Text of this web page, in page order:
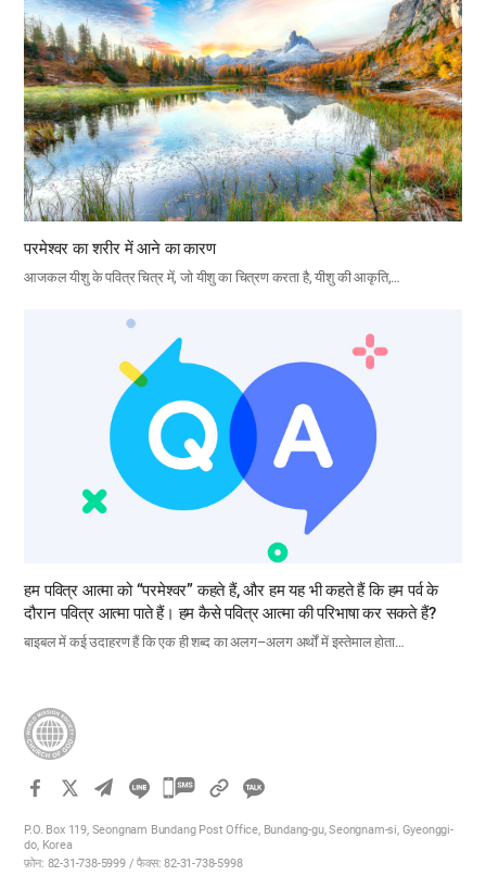
परमेश्वर का शरीर में आने का कारण
आजकल यीशु के पवित्र चित्र में, जो यीशु का चित्रण करता है, यीशु की आकृति,…
हम पवित्र आत्मा को “परमेश्वर” कहते हैं, और हम यह भी कहते हैं कि हम पर्व के
दौरान पवित्र आत्मा पाते हैं। हम कैसे पवित्र आत्मा की परिभाषा कर सकते हैं?
बाइबल में कई उदाहरण हैं कि एक ही शब्द का अलग–अलग अर्थों में इस्तेमाल होता…
카
오
톡
P.O. Box 119, Seongnam Bundang Post Office, Bundang-gu, Seongnam-si, Gyeonggi-
do, Korea
फ़ोन: 82-31-738-5999 / फैक्स: 82-31-738-5998